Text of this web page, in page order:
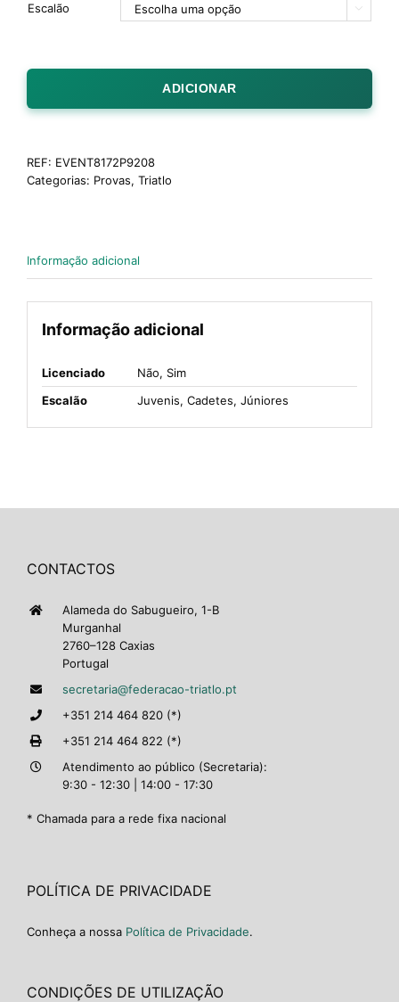
Escalão 
ADICIONAR
REF: EVENT8172P9208
Categorias: Provas, Triatlo
Informação adicional
Informação adicional
Licenciado
Não, Sim
Escalão
Juvenis, Cadetes, Júniores
CONTACTOS
Alameda do Sabugueiro, 1-B
Murganhal
2760–128 Caxias
Portugal
secretaria@federacao-triatlo.pt
+351 214 464 820 (*)
+351 214 464 822 (*)
Atendimento ao público (Secretaria):
9:30 - 12:30 | 14:00 - 17:30
* Chamada para a rede fixa nacional
POLÍTICA DE PRIVACIDADE
Conheça a nossa Política de Privacidade.
CONDIÇÕES DE UTILIZAÇÃO